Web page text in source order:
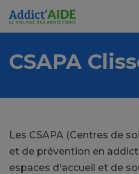
Aller au contenu principal
CSAPA
Les CSAPA (Centres de
et de prévention en
espaces d'accueil et de
Panneau de gestion des